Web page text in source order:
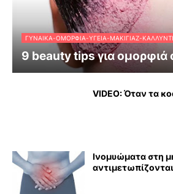
ΓΥΝΑΊΚΑ-ΟΜΟΡΦΙΆ-ΥΓΕΊΑ-ΜΑΚΙΓΙΆΖ-
9 beauty tips για ομορφιά
VIDEO: Όταν τα
Ινομυώματα στη
αντιμετωπίζονται